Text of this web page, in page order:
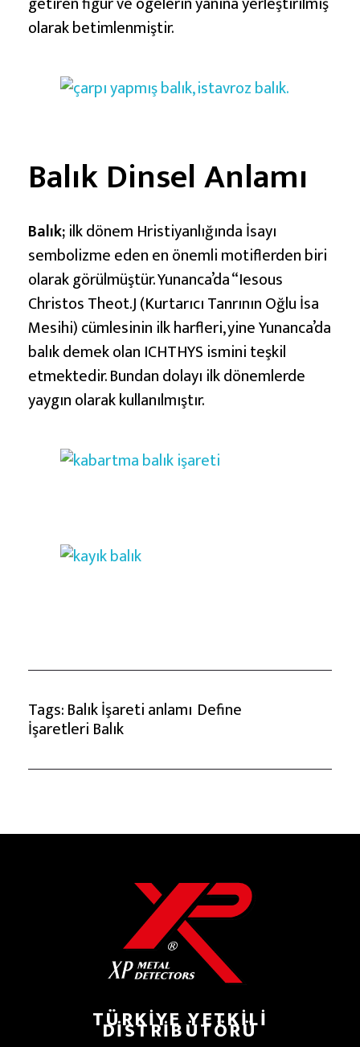
olarak betimlenmiştir.
Balık Dinsel Anlamı
Balık;ilk dönem Hristiyanlığında İsayı
sembolizme eden en önemli motiflerden biri
olarak görülmüştür. Yunanca’da “Iesous
Christos Theot.J (Kurtarıcı Tanrının Oğlu İsa
Mesihi) cümlesinin ilk harfleri, yine Yunanca’da
balık demek olan ICHTHYS ismini teşkil
etmektedir. Bundan dolayı ilk dönemlerde
yaygın olarak kullanılmıştır.
Tags:Balık İşareti anlamı Define
İşaretleri Balık
TÜRKIYE YETKILI
DISTRIBÜTÖRÜ